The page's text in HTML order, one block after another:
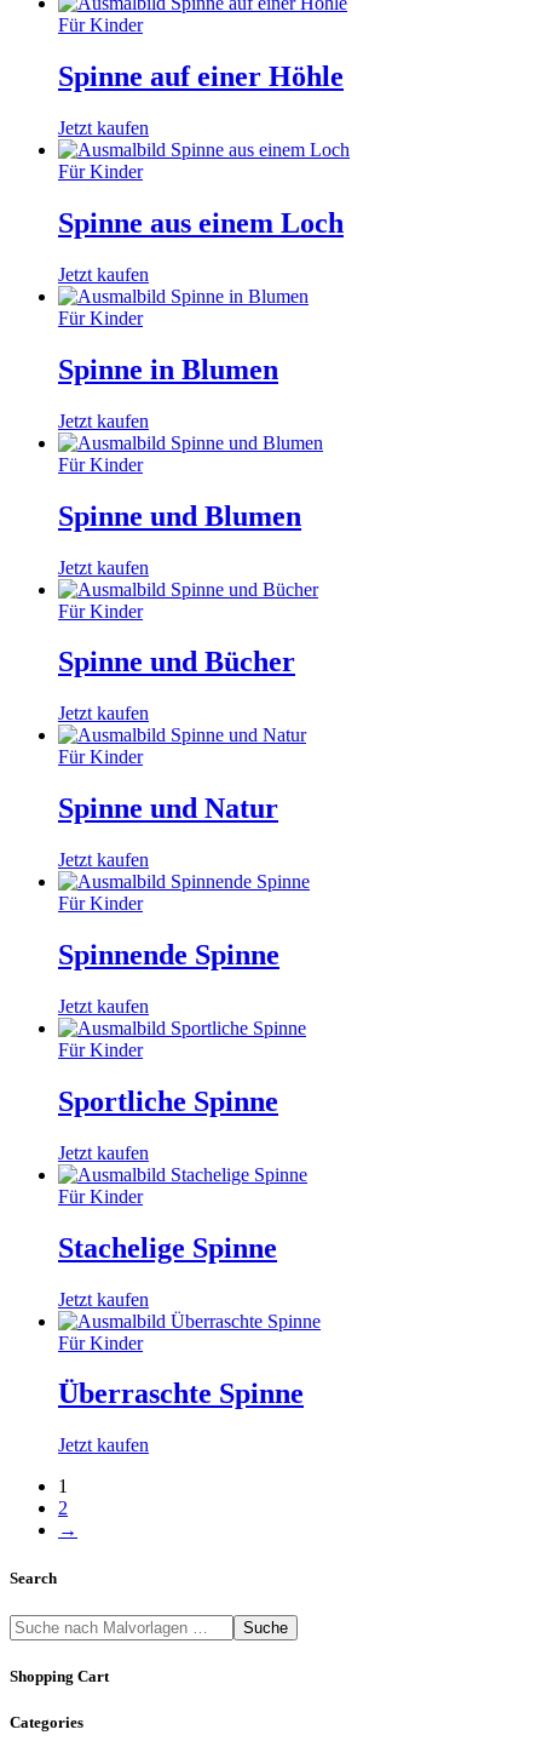
Für Kinder
Spinne auf einer Höhle
Jetzt kaufen
Für Kinder
Spinne aus einem Loch
Jetzt kaufen
Für Kinder
Spinne in Blumen
Jetzt kaufen
Für Kinder
Spinne und Blumen
Jetzt kaufen
Für Kinder
Spinne und Bücher
Jetzt kaufen
Für Kinder
Spinne und Natur
Jetzt kaufen
Für Kinder
Spinnende Spinne
Jetzt kaufen
Für Kinder
Sportliche Spinne
Jetzt kaufen
Für Kinder
Stachelige Spinne
Jetzt kaufen
Für Kinder
Überraschte Spinne
Jetzt kaufen
1
2
→
Search
Suche
Shopping Cart
Categories